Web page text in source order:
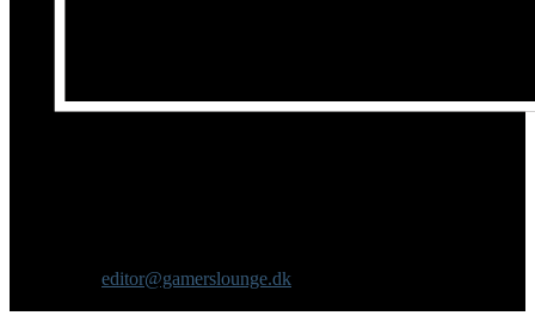
editor@gamerslounge.dk